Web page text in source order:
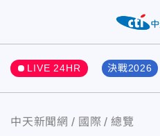
LIVE 24HR 決戰2026
中天新聞網 國際 總覽